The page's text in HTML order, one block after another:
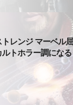
トレンジ マーベル
トホラー調にな